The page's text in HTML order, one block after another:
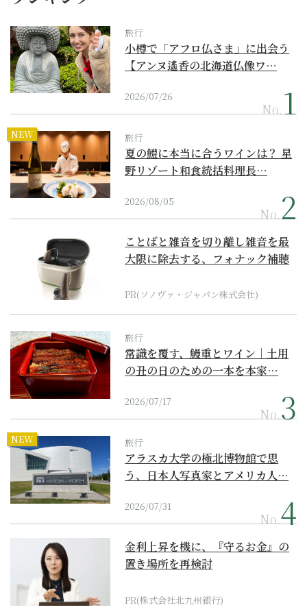
旅行
小樽で「アフロ仏さま」に出会う
【アンヌ遙香の北海道仏像ワ…
2026/07/26
No.
NEW 旅行
夏の鱧に本当に合うワインは？ 星
野リゾート和食統括料理長…
2026/08/05
No.
ことばと雑音を切り離し雑音を最
大限に除去する、フォナック補聴
PR(ソノヴァ・ジャパン株式会社)
旅行
常識を覆す、鰻重とワイン｜土用
の丑の日のための一本を本家…
2026/07/17
No.
NEW 旅行
アラスカ大学の極北博物館で思
う、日本人写真家とアメリカ人…
2026/07/31
No.
金利上昇を機に、『守るお金』の
置き場所を再検討
PR(株式会社北九州銀行)